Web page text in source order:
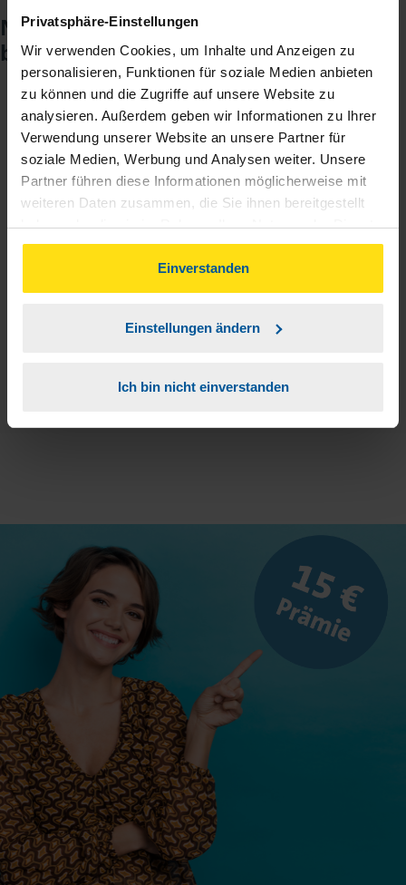
Privatsphäre-Einstellungen
Wir verwenden Cookies, um Inhalte und Anzeigen zu
personalisieren, Funktionen für soziale Medien anbieten
zu können und die Zugriffe auf unsere Website zu
analysieren. Außerdem geben wir Informationen zu Ihrer
Verwendung unserer Website an unsere Partner für
soziale Medien, Werbung und Analysen weiter. Unsere
Partner führen diese Informationen möglicherweise mit
weiteren Daten zusammen, die Sie ihnen bereitgestellt
haben oder die sie im Rahmen Ihrer Nutzung der Dienste
gesammelt haben. Indem Sie auf Einverstanden klicken,
können Sie der Verwendung von Cookies, gemäß
unserer➔ Datenschutzrichtliniezustimmen.
Einverstanden
Einstellungen ändern
Ich bin nicht einverstanden
Noch keinen Zugang? So einfach
beantragen Sie ihn.
1
Sie teilen mir mit, dass Sie MeineVLH nutzen
wollen.
2 Sie bekommen eine E-Mail mit Ihren Zugangsdaten
und einem Aktivierungslink.
Sie erhalten von mir Ihr Einmal-Passwort.
Aktivierungslink anklicken, Einmalpasswort